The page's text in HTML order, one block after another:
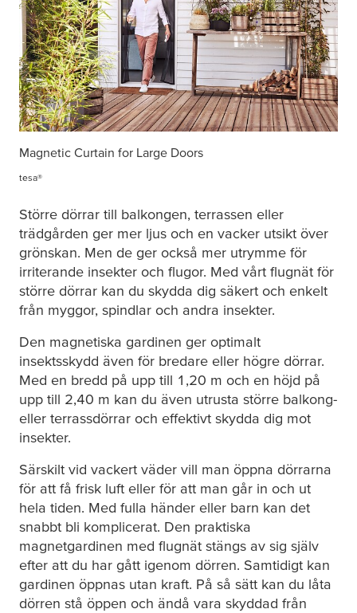
Magnetic Curtain for Large Doors
tesa®
Större dörrar till balkongen, terrassen eller
trädgården ger mer ljus och en vacker utsikt över
grönskan. Men de ger också mer utrymme för
irriterande insekter och flugor. Med vårt flugnät för
större dörrar kan du skydda dig säkert och enkelt
från myggor, spindlar och andra insekter.
Den magnetiska gardinen ger optimalt
insektsskydd även för bredare eller högre dörrar.
Med en bredd på upp till 1,20 m och en höjd på
upp till 2,40 m kan du även utrusta större balkong-
eller terrassdörrar och effektivt skydda dig mot
insekter.
Särskilt vid vackert väder vill man öppna dörrarna
för att få frisk luft eller för att man går in och ut
hela tiden. Med fulla händer eller barn kan det
snabbt bli komplicerat. Den praktiska
magnetgardinen med flugnät stängs av sig själv
efter att du har gått igenom dörren. Samtidigt kan
gardinen öppnas utan kraft. På så sätt kan du låta
dörren stå öppen och ändå vara skyddad från